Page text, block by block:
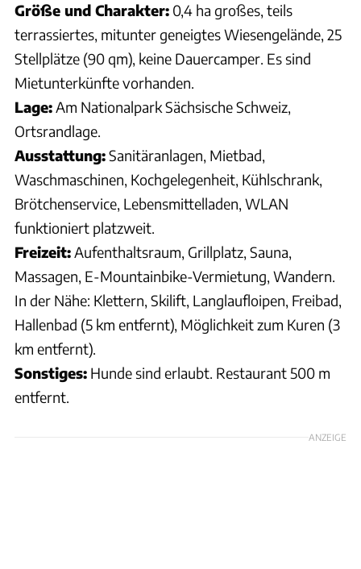
Größe und Charakter: 0,4 ha großes, teils
terrassiertes, mitunter geneigtes Wiesengelände, 25
Stellplätze (90 qm), keine Dauercamper. Es sind
Mietunterkünfte vorhanden.
Lage:Am Nationalpark Sächsische Schweiz,
Ortsrandlage.
Ausstattung:Sanitäranlagen, Mietbad,
Waschmaschinen, Kochgelegenheit, Kühlschrank,
Brötchenservice, Lebensmittelladen, WLAN
funktioniert platzweit.
Freizeit:Aufenthaltsraum, Grillplatz, Sauna,
Massagen, E-Mountainbike-Vermietung, Wandern.
In der Nähe: Klettern, Skilift, Langlaufloipen, Freibad,
Hallenbad (5 km entfernt), Möglichkeit zum Kuren (3
km entfernt).
Sonstiges: Hunde sind erlaubt. Restaurant 500 m
entfernt.
ANZEIGE